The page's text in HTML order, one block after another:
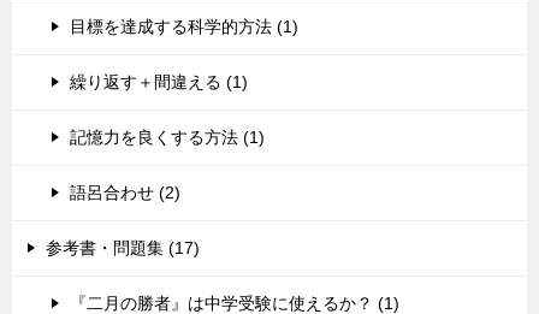
目標を達成する科学的方法 (1)
繰り返す＋間違える (1)
記憶力を良くする方法 (1)
語呂合わせ (2)
参考書・問題集 (17)
『二月の勝者』は中学受験に使えるか？ (1)